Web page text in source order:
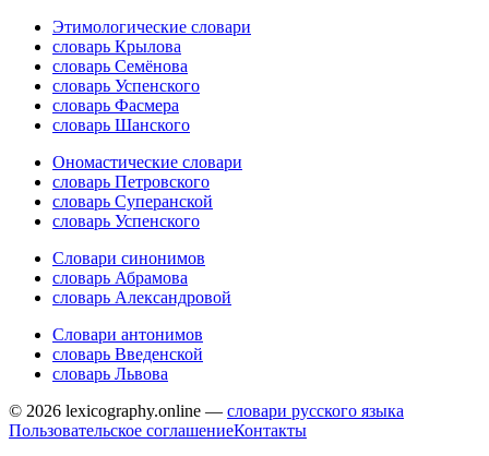
Этимологические словари
словарь Крылова
словарь Семёнова
словарь Успенского
словарь Фасмера
словарь Шанского
Ономастические словари
словарь Петровского
словарь Суперанской
словарь Успенского
Словари синонимов
словарь Абрамова
словарь Александровой
Словари антонимов
словарь Введенской
словарь Львова
© 2026 lexicography.online — словари русского языка
Пользовательское соглашениеКонтакты